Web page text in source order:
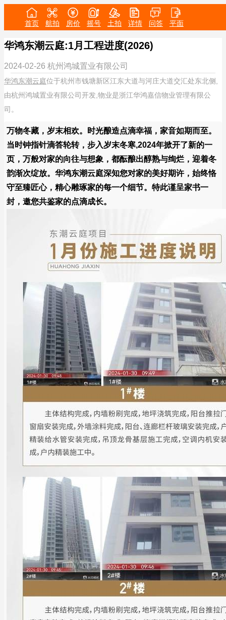
首页 航拍 房价 摇号 土拍 详情 问答 平面
华鸿东潮云庭:1月工程进度(2026)
2024-02-26 杭州鸿城置业有限公司
华鸿东潮云庭位于杭州市钱塘新区江东大道与河庄大道交汇处东北侧,
由杭州鸿城置业有限公司开发,物业是浙江华鸿嘉信物业管理有限公
司。
万物冬藏，岁末相欢。时光酿造点滴幸福，家音如期而至。
当时钟指针滴答轮转，步入岁末冬寒,2024年掀开了新的一
页，万般对家的向往与想象，都酝酿出醇熟与绚烂，迎着冬
韵渐次绽放。华鸿东潮云庭深知您对家的美好期许，始终恪
守至臻匠心，精心雕琢家的每一个细节。特此谨呈家书一
封，邀您共鉴家的点滴成长。